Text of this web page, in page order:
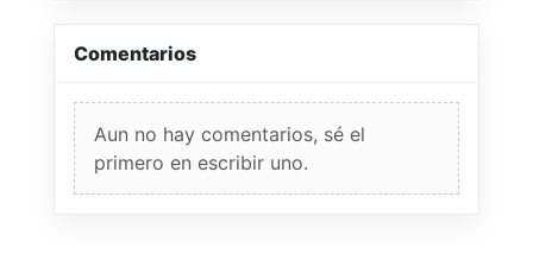
Comentarios
Aun no hay comentarios, sé el
primero en escribir uno.